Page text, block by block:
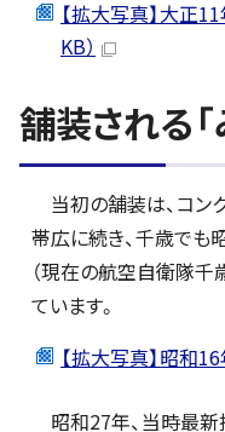
【拡大写真】大正
KB）
舗装される「
当初の舗装は、コン
帯広に続き、千歳で
（現在の航空自衛隊千
ています。
【拡大写真】昭和
昭和27年、当時最新